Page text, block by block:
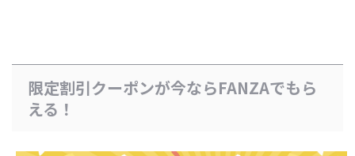
限定割引クーポンが今ならFANZAでもら
える！